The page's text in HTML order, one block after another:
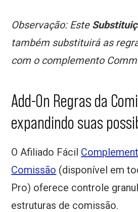
Observação: Este
também substituirá as
com o complemento
Add-On Regras da
expandindo suas
O Afiliado Fácil
Comissão (disponível em
Pro) oferece controle
estruturas de comissão.